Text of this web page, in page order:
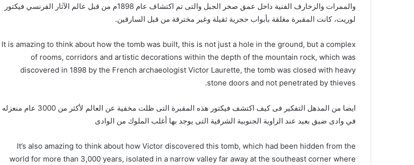
والممرات والزخارف الفنية داخل عمق صخر الجبل والتى تم اكتشاف عام 1898م من قبل عالم الآثار الفرنسي فيكتور
لوريت، كانت المقبرة مغلقة بأبواب حجرية ثقيلة وغير مخترقة من قبل السارقين.
It is amazing to think about how the tomb was built, this is not just a hole in the ground, but a complex
of rooms, corridors and artistic decorations within the depth of the mountain rock, which was
discovered in 1898 by the French archaeologist Victor Laurette, the tomb was closed with heavy
stone doors and not penetrated by thieves.
ايضا من المذهل التفكير فى كيف اكتشف فيكتور هذه المقبرة التى ظلت مخفية عن العالم لأكثر من 3000 عام منعزله
في وادى ضيق بعيد عند الزاوية الجنوبية الشرقية التى يوجد بها أغلب الملوك من الوادى
It’s also amazing to think about how Victor discovered this tomb, which had been hidden from the
world for more than 3,000 years, isolated in a narrow valley far away at the southeast corner where